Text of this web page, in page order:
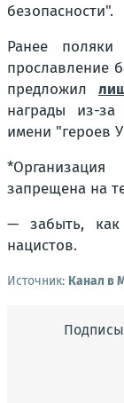
безопасности".
Ранее
прославление
предложил
награды из-
имени "героев
запрещена на
— забыть,
нацистов.
Источник: Канал в